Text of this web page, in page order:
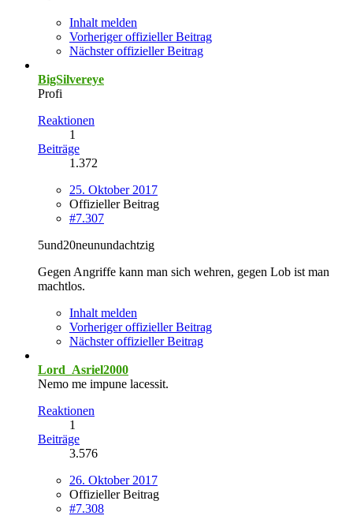
Inhalt melden
Vorheriger offizieller Beitrag
Nächster offizieller Beitrag
BigSilvereye
Profi
Reaktionen
1
Beiträge
1.372
25. Oktober 2017
Offizieller Beitrag
#7.307
5und20neunundachtzig
Gegen Angriffe kann man sich wehren, gegen Lob ist man
machtlos.
Inhalt melden
Vorheriger offizieller Beitrag
Nächster offizieller Beitrag
Lord_Asriel2000
Nemo me impune lacessit.
Reaktionen
1
Beiträge
3.576
26. Oktober 2017
Offizieller Beitrag
#7.308